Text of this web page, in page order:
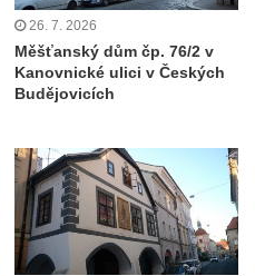
Sloupu v
ve Sloupu v
ve Sloupu v
ve Sloupu
26. 7. 2026
Měšťanský dům čp. 76/2 v
Kanovnické ulici v Českých
Budějovicích